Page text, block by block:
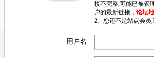
接不完整,可能已被管
户的最新链接， 论坛
2、您还不是站点会员
用户名